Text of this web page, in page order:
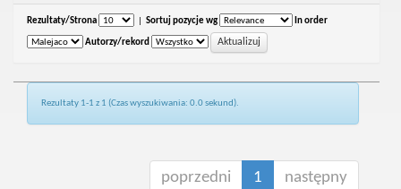
Rezultaty/Strona Sortuj pozycje wg In order
Autorzy/rekord
Rezultaty 1-1 z 1 (Czas wyszukiwania: 0.0 sekund).
poprzedni 1 następny